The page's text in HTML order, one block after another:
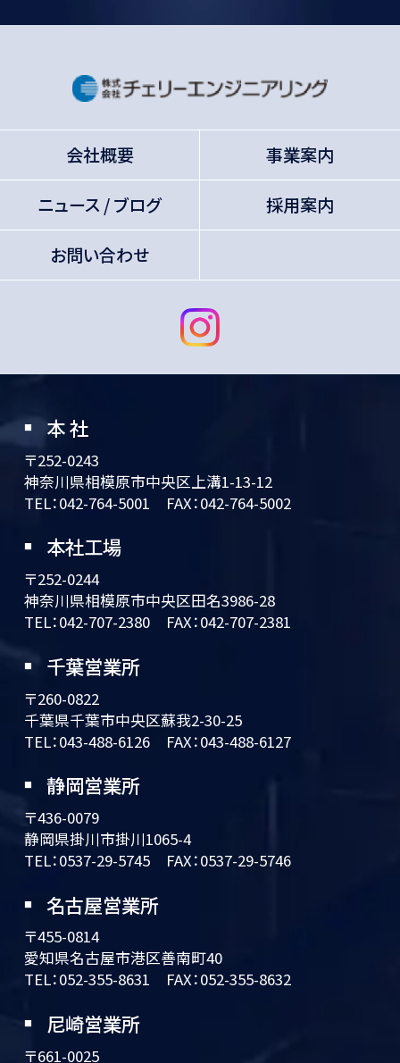
会社概要 事業案内
ニュース / ブログ 採用案内
お問い合わせ
本 社
〒252-0243
神奈川県相模原市中央区上溝1-13-12
TEL：042-764-5001 FAX：042-764-5002
本社工場
〒252-0244
神奈川県相模原市中央区田名3986-28
TEL：042-707-2380 FAX：042-707-2381
千葉営業所
〒260-0822
千葉県千葉市中央区蘇我2-30-25
TEL：043-488-6126 FAX：043-488-6127
静岡営業所
〒436-0079
静岡県掛川市掛川1065-4
TEL：0537-29-5745 FAX：0537-29-5746
名古屋営業所
〒455-0814
愛知県名古屋市港区善南町40
TEL：052-355-8631 FAX：052-355-8632
尼崎営業所
〒661-0025